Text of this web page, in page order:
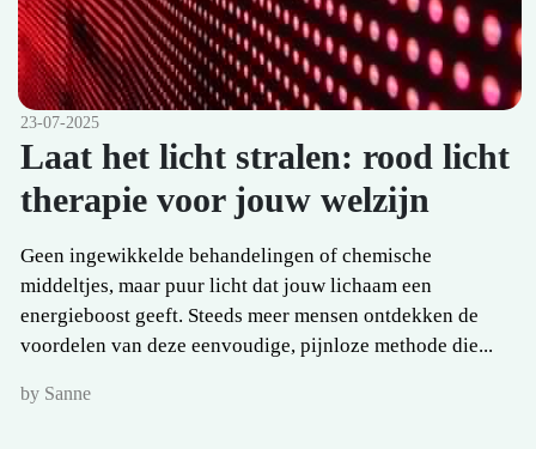
23-07-2025
Laat het licht stralen: rood licht
therapie voor jouw welzijn
Geen ingewikkelde behandelingen of chemische
middeltjes, maar puur licht dat jouw lichaam een
energieboost geeft. Steeds meer mensen ontdekken de
voordelen van deze eenvoudige, pijnloze methode die...
by Sanne